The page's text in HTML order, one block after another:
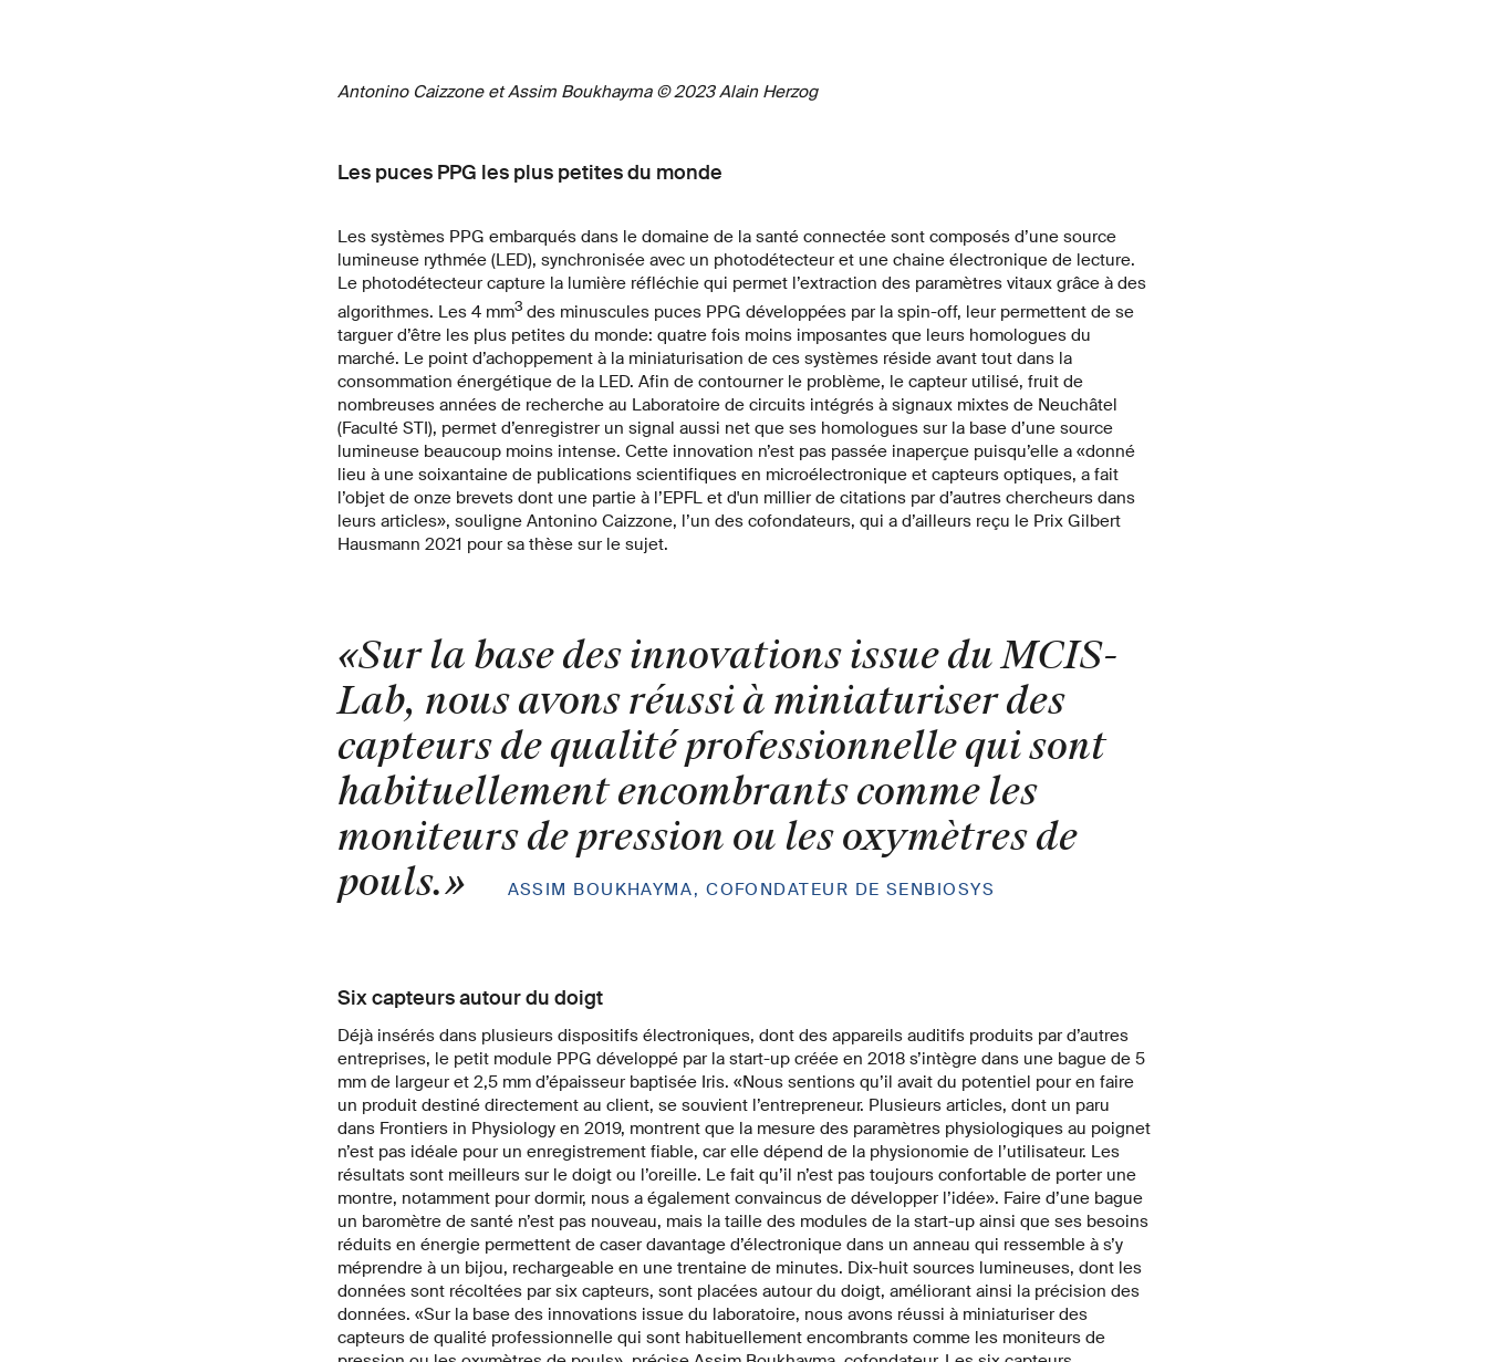
Antonino Caizzone et Assim Boukhayma © 2023 Alain Herzog
Les puces PPG les plus petites du monde
Les systèmes PPG embarqués dans le domaine de la santé connectée sont composés d’une source
lumineuse rythmée (LED), synchronisée avec un photodétecteur et une chaine électronique de lecture.
Le photodétecteur capture la lumière réfléchie qui permet l’extraction des paramètres vitaux grâce à des
algorithmes. Les 4 mm3 des minuscules puces PPG développées par la spin-off, leur permettent de se
targuer d’être les plus petites du monde: quatre fois moins imposantes que leurs homologues du
marché. Le point d’achoppement à la miniaturisation de ces systèmes réside avant tout dans la
consommation énergétique de la LED. Afin de contourner le problème, le capteur utilisé, fruit de
nombreuses années de recherche au Laboratoire de circuits intégrés à signaux mixtes de Neuchâtel
(Faculté STI), permet d’enregistrer un signal aussi net que ses homologues sur la base d’une source
lumineuse beaucoup moins intense. Cette innovation n’est pas passée inaperçue puisqu’elle a «donné
lieu à une soixantaine de publications scientifiques en microélectronique et capteurs optiques, a fait
l’objet de onze brevets dont une partie à l’EPFL et d'un millier de citations par d’autres chercheurs dans
leurs articles», souligne Antonino Caizzone, l’un des cofondateurs, qui a d’ailleurs reçu le Prix Gilbert
Hausmann 2021 pour sa thèse sur le sujet.
«Sur la base des innovations issue du MCIS-
Lab, nous avons réussi à miniaturiser des
capteurs de qualité professionnelle qui sont
habituellement encombrants comme les
moniteurs de pression ou les oxymètres de
pouls.» ASSIM BOUKHAYMA, COFONDATEUR DE SENBIOSYS
Six capteurs autour du doigt
Déjà insérés dans plusieurs dispositifs électroniques, dont des appareils auditifs produits par d’autres
entreprises, le petit module PPG développé par la start-up créée en 2018 s’intègre dans une bague de 5
mm de largeur et 2,5 mm d’épaisseur baptisée Iris. «Nous sentions qu’il avait du potentiel pour en faire
un produit destiné directement au client, se souvient l’entrepreneur. Plusieurs articles, dont un paru
dans Frontiers in Physiology en 2019, montrent que la mesure des paramètres physiologiques au poignet
n’est pas idéale pour un enregistrement fiable, car elle dépend de la physionomie de l’utilisateur. Les
résultats sont meilleurs sur le doigt ou l’oreille. Le fait qu’il n’est pas toujours confortable de porter une
montre, notamment pour dormir, nous a également convaincus de développer l’idée». Faire d’une bague
un baromètre de santé n’est pas nouveau, mais la taille des modules de la start-up ainsi que ses besoins
réduits en énergie permettent de caser davantage d’électronique dans un anneau qui ressemble à s’y
méprendre à un bijou, rechargeable en une trentaine de minutes. Dix-huit sources lumineuses, dont les
données sont récoltées par six capteurs, sont placées autour du doigt, améliorant ainsi la précision des
données. «Sur la base des innovations issue du laboratoire, nous avons réussi à miniaturiser des
capteurs de qualité professionnelle qui sont habituellement encombrants comme les moniteurs de